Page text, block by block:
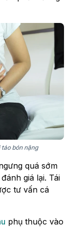
bón nặng
quá sớm
giá lại. Tái
tư vấn cá
phụ thuộc vào